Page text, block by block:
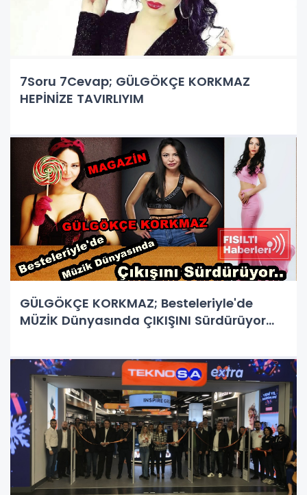
7Soru 7Cevap; GÜLGÖKÇE KORKMAZ
HEPİNİZE TAVIRLIYIM
GÜLGÖKÇE KORKMAZ; Besteleriyle'de
MÜZİK Dünyasında ÇIKIŞINI Sürdürüyor...